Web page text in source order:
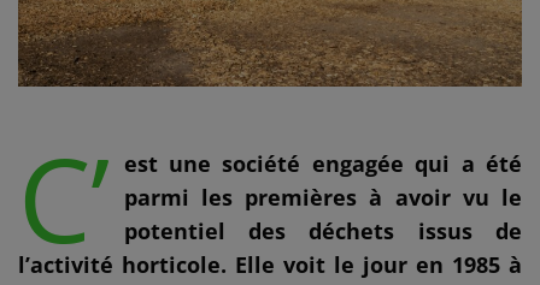
C’ est une société engagée qui a été
parmi les premières à avoir vu le
potentiel des déchets issus de
l’activité horticole. Elle voit le jour en 1985 à